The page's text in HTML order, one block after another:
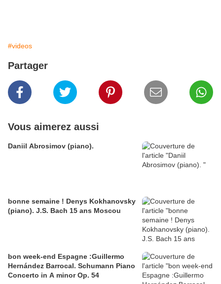
#videos
Partager
Vous aimerez aussi
Daniil Abrosimov (piano).
bonne semaine ! Denys Kokhanovsky
(piano). J.S. Bach 15 ans Moscou
bon week-end Espagne :Guillermo
Hernández Barrocal. Schumann Piano
Concerto in A minor Op. 54